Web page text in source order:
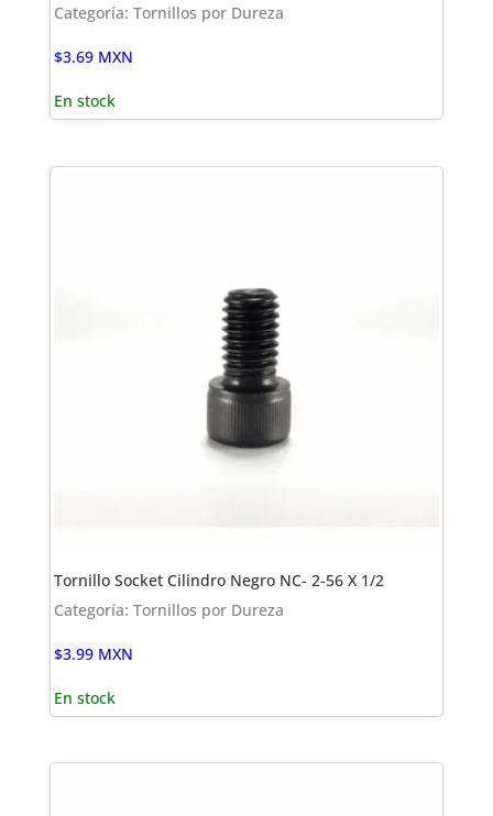
Categoría: Tornillos por Dureza
$3.69 MXN
En stock
Tornillo Socket Cilindro Negro NC- 2-56 X 1/2
Categoría: Tornillos por Dureza
$3.99 MXN
En stock